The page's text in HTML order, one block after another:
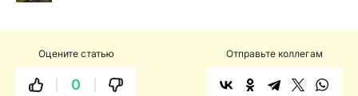
Оцените статью
0
Отправьте коллегам